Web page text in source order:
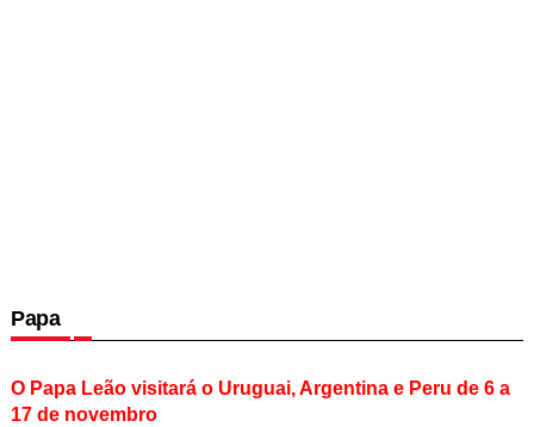
Papa
O Papa Leão visitará o Uruguai, Argentina e Peru de 6 a
17 de novembro